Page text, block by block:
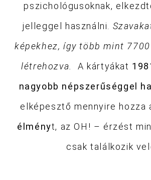
pszichológusoknak,
jelleggel használni.
képekhez, így több mint
létrehozva.
A kártyákat
nagyobb népszerűséggel
elképesztő mennyire hozza
élményt, az OH! – érzést
csak találkozik